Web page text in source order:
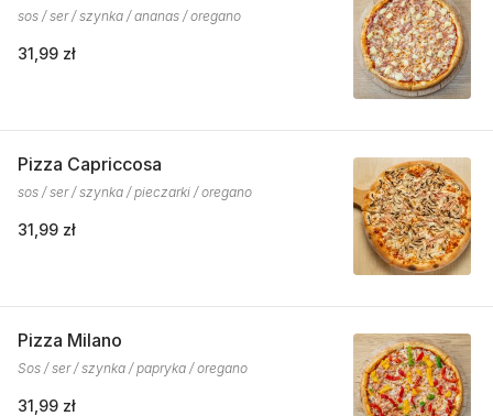
sos / ser / szynka / ananas / oregano
31,99 zł
Pizza Capriccosa
sos / ser / szynka / pieczarki / oregano
31,99 zł
Pizza Milano
Sos / ser / szynka / papryka / oregano
31,99 zł